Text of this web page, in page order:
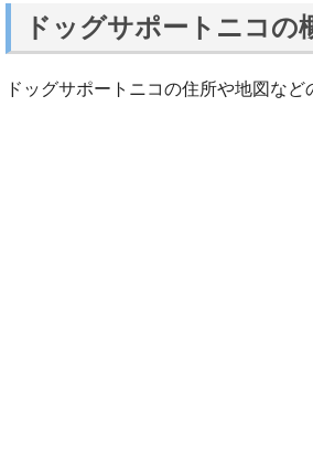
ドッグサポートニコの
ドッグサポートニコの住所や地図など